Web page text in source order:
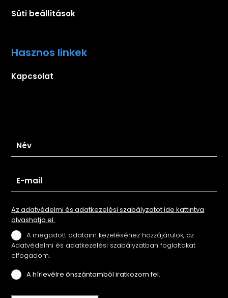
Süti beállítások
Hasznos linkek
Kapcsolat
Az adatvédelmi és adatkezelési szabályzatot ide kattintva
olvashatja el.
A megadott adataim kezeléséhez hozzájárulok, az
Adatvédelmi és adatkezelési szabályzatban foglaltakat
elfogadom.
A hírlevélre önszántamból iratkozom fel.